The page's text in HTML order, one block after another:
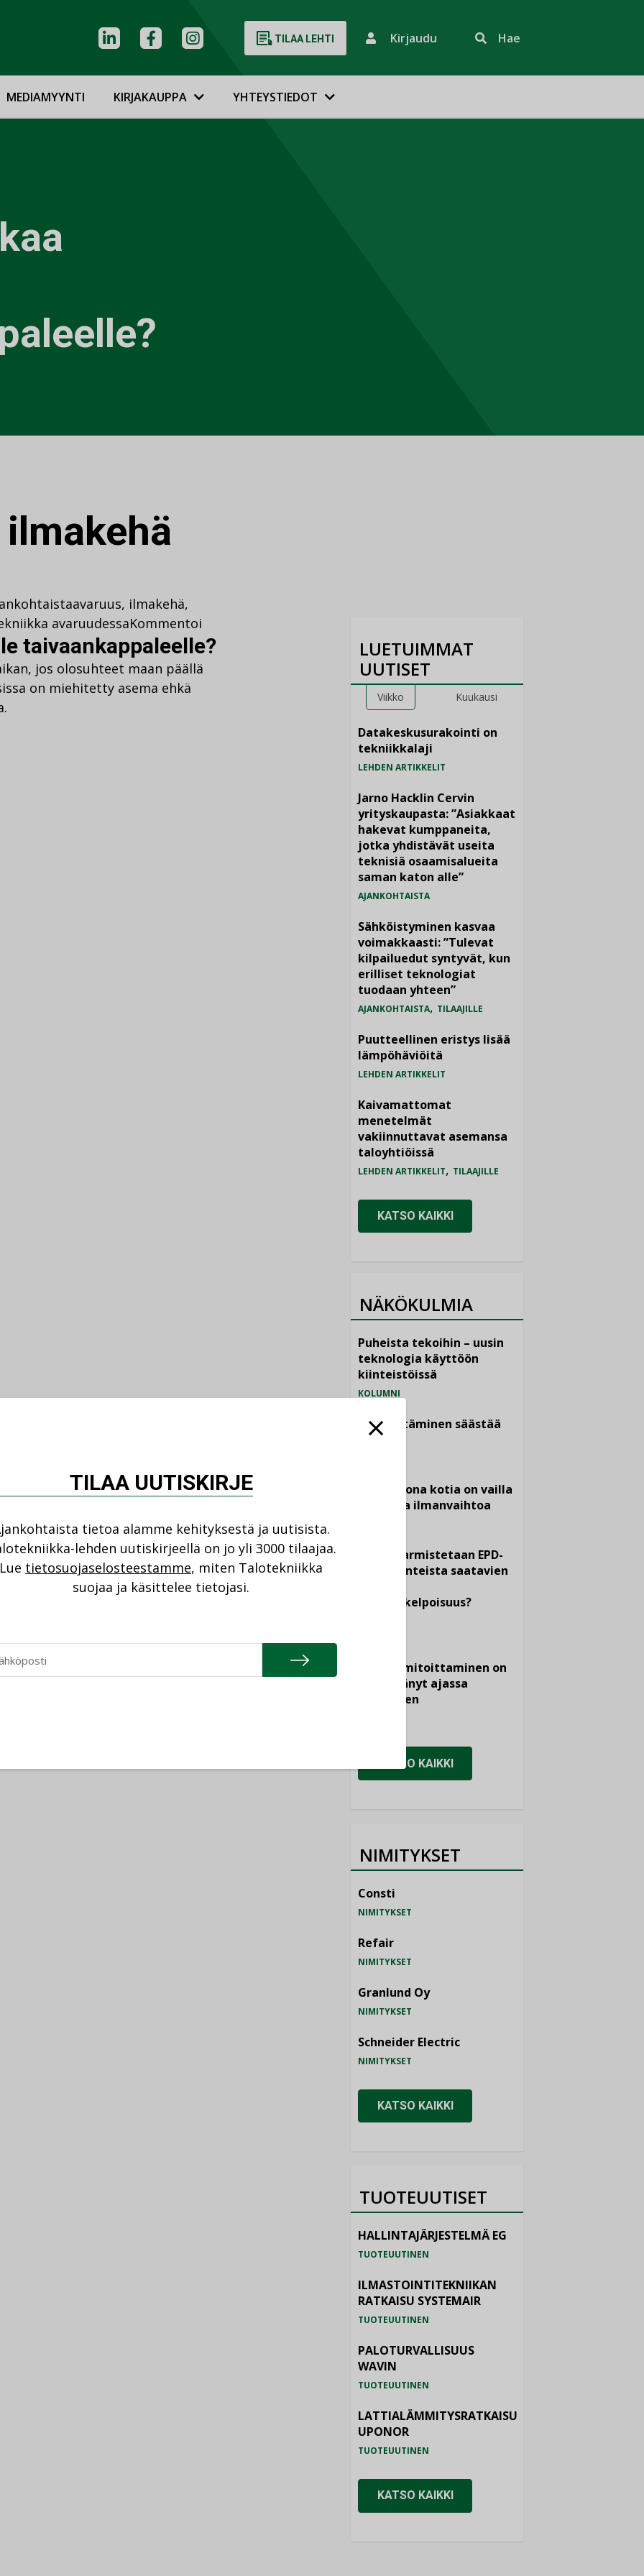
TILAA LEHTI Kirjaudu Hae
MEDIAMYYNTI KIRJAKAUPPA YHTEYSTIEDOT
ilmakehä
avaruus, ilmakehä,
avaruudessaKommentoi
taivaankappaleelle?
jos olosuhteet maan päällä
on miehitetty asema ehkä
LUETUIMMAT
UUTISET
Viikko Kuukausi
Datakeskusurakointi on
tekniikkalaji
LEHDEN ARTIKKELIT
Jarno Hacklin Cervin
yrityskaupasta: ”Asiakkaat
hakevat kumppaneita,
jotka yhdistävät useita
teknisiä osaamisalueita
saman katon alle”
AJANKOHTAISTA
Sähköistyminen kasvaa
voimakkaasti: ”Tulevat
kilpailuedut syntyvät, kun
erilliset teknologiat
tuodaan yhteen”
AJANKOHTAISTA, TILAAJILLE
Puutteellinen eristys lisää
lämpöhäviöitä
LEHDEN ARTIKKELIT
Kaivamattomat
menetelmät
vakiinnuttavat asemansa
taloyhtiöissä
LEHDEN ARTIKKELIT, TILAAJILLE
KATSO KAIKKI
NÄKÖKULMIA
Puheista tekoihin – uusin
teknologia käyttöön
kiinteistöissä
KOLUMNI
Sähköistäminen säästää
euroja
Yli miljoona kotia on vailla
toimivaa ilmanvaihtoa
Miten varmistetaan EPD-
dokumenteista saatavien
vertailukelpoisuus?
viemärimitoittaminen on
jämähtänyt ajassa
paikalleen
KATSO KAIKKI
NIMITYKSET
Consti
NIMITYKSET
Refair
NIMITYKSET
Granlund Oy
NIMITYKSET
Schneider Electric
NIMITYKSET
KATSO KAIKKI
TUOTEUUTISET
HALLINTAJÄRJESTELMÄ EG
TUOTEUUTINEN
ILMASTOINTITEKNIIKAN
RATKAISU SYSTEMAIR
TUOTEUUTINEN
PALOTURVALLISUUS
WAVIN
TUOTEUUTINEN
LATTIALÄMMITYSRATKAISU
UPONOR
TUOTEUUTINEN
KATSO KAIKKI
TILAA UUTISKIRJE
tietoa alamme kehityksestä ja uutisista.
lehden uutiskirjeellä on jo yli 3000 tilaajaa.
Lue tietosuojaselosteestamme, miten Talotekniikka
suojaa ja käsittelee tietojasi.